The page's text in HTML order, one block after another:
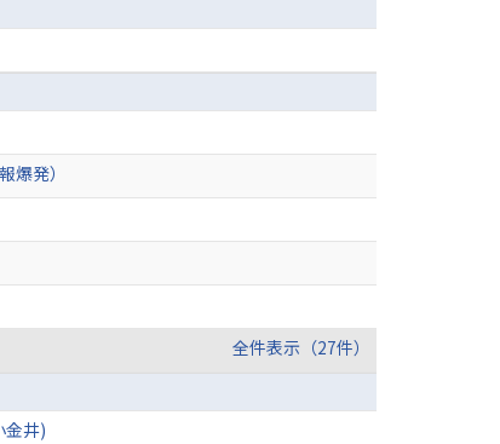
発）
全件表示（27件）
金井)